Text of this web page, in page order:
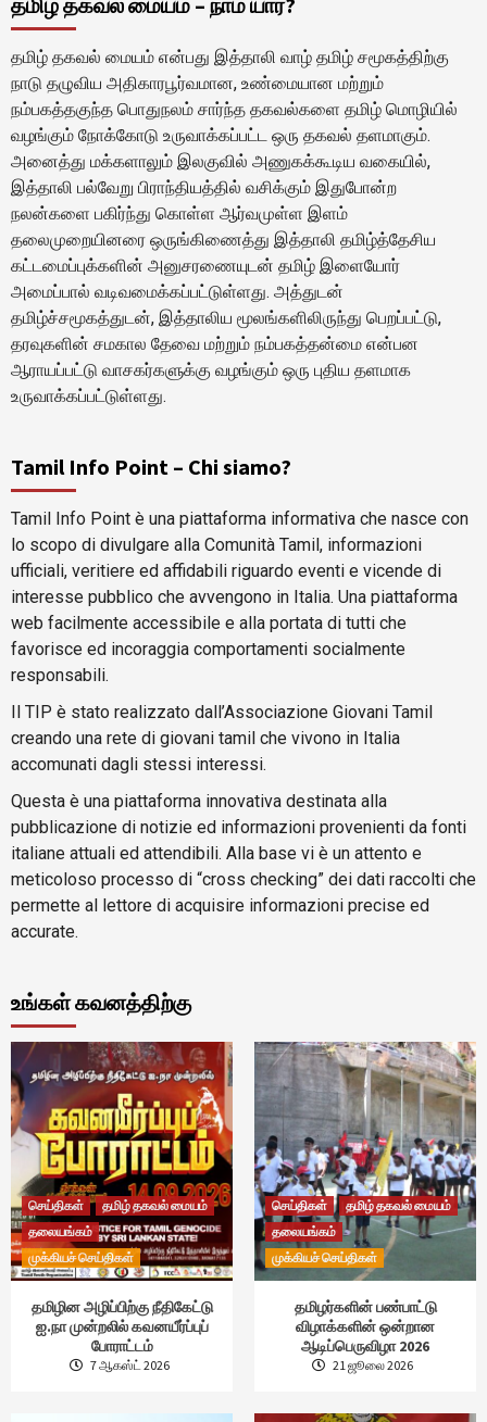
தமிழ் தகவல் மையம் என்பது இத்தாலி வாழ் தமிழ் சமூகத்திற்கு
நாடு தழுவிய அதிகாரபூர்வமான, உண்மையான மற்றும்
நம்பகத்தகுந்த பொதுநலம் சார்ந்த தகவல்களை தமிழ் மொழியில்
வழங்கும் நோக்கோடு உருவாக்கப்பட்ட ஒரு தகவல் தளமாகும்.
அனைத்து மக்களாலும் இலகுவில் அணுகக்கூடிய வகையில்,
இத்தாலி பல்வேறு பிராந்தியத்தில் வசிக்கும் இதுபோன்ற
நலன்களை பகிர்ந்து கொள்ள ஆர்வமுள்ள இளம்
தலைமுறையினரை ஒருங்கிணைத்து இத்தாலி தமிழ்த்தேசிய
கட்டமைப்புக்களின் அனுசரணையுடன் தமிழ் இளையோர்
அமைப்பால் வடிவமைக்கப்பட்டுள்ளது. அத்துடன்
தமிழ்ச்சமூகத்துடன், இத்தாலிய மூலங்களிலிருந்து பெறப்பட்டு,
தரவுகளின் சமகால தேவை மற்றும் நம்பகத்தன்மை என்பன
ஆராயப்பட்டு வாசகர்களுக்கு வழங்கும் ஒரு புதிய தளமாக
உருவாக்கப்பட்டுள்ளது.
Tamil Info Point – Chi siamo?
Tamil Info Point è una piattaforma informativa che nasce con
lo scopo di divulgare alla Comunità Tamil, informazioni
ufficiali, veritiere ed affidabili riguardo eventi e vicende di
interesse pubblico che avvengono in Italia. Una piattaforma
web facilmente accessibile e alla portata di tutti che
favorisce ed incoraggia comportamenti socialmente
responsabili.
Il TIP è stato realizzato dall’Associazione Giovani Tamil
creando una rete di giovani tamil che vivono in Italia
accomunati dagli stessi interessi.
Questa è una piattaforma innovativa destinata alla
pubblicazione di notizie ed informazioni provenienti da fonti
italiane attuali ed attendibili. Alla base vi è un attento e
meticoloso processo di “cross checking” dei dati raccolti che
permette al lettore di acquisire informazioni precise ed
accurate.
உங்கள் கவனத்திற்கு
செய்திகள்
தமிழ் தகவல் மையம்
தலையங்கம்
முக்கியச் செய்திகள்
தமிழின அழிப்பிற்கு நீதிகேட்டு
ஐ.நா முன்றலில் கவனயீர்ப்புப்
போராட்டம்
7 ஆகஸ்ட் 2026
செய்திகள்
தமிழ் தகவல் மையம்
தலையங்கம்
முக்கியச் செய்திகள்
தமிழர்களின் பண்பாட்டு
விழாக்களின் ஒன்றான
ஆடிப்பெருவிழா 2026
21 ஜூலை 2026